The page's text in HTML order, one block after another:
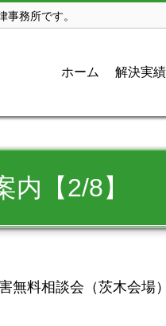
務所です。
ホーム 解決実績
【2/8】
無料相談会（茨木会場